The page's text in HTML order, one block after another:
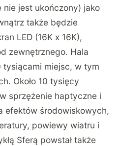
jest ukończony) jako
także będzie
LED (16K x 16K),
zewnętrznego. Hala
miejsc, w tym
Około 10 tysięcy
sprzężenie haptyczne i
efektów środowiskowych,
powiewy wiatru i
Sferą powstał także